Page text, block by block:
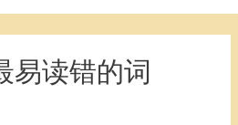
易读错的词